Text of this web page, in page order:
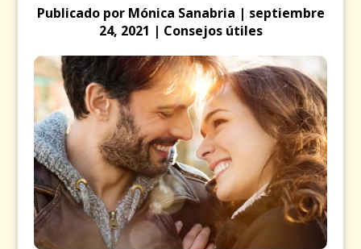
Publicado por Mónica Sanabria | septiembre
24, 2021 | Consejos útiles